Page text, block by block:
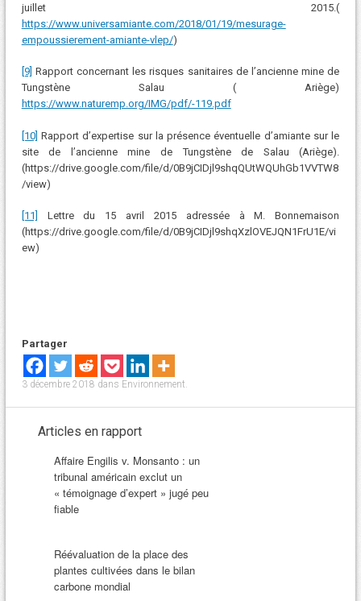
juillet 2015.(
https://www.universamiante.com/2018/01/19/mesurage-
empoussierement-amiante-vlep/)
[9] Rapport concernant les risques sanitaires de l’ancienne mine de
Tungstène Salau ( Ariège)
https://www.naturemp.org/IMG/pdf/-119.pdf
[10] Rapport d’expertise sur la présence éventuelle d’amiante sur le
site de l’ancienne mine de Tungstène de Salau (Ariège).
(https://drive.google.com/file/d/0B9jCIDjl9shqQUtWQUhGb1VVTW8
/view)
[11]
Lettre du 15 avril 2015 adressée à M. Bonnemaison
(https://drive.google.com/file/d/0B9jCIDjl9shqXzlOVEJQN1FrU1E/vi
ew)
Partager
3 décembre 2018 dans Environnement.
Articles en rapport
Affaire Engilis v. Monsanto : un
tribunal américain exclut un
« témoignage d’expert » jugé peu
fiable
Réévaluation de la place des
plantes cultivées dans le bilan
carbone mondial